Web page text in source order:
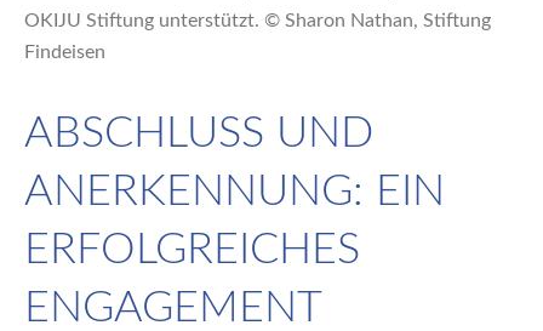
OKIJU Stiftung unterstützt. © Sharon Nathan, Stiftung
Findeisen
ABSCHLUSS UND
ANERKENNUNG: EIN
ERFOLGREICHES
ENGAGEMENT